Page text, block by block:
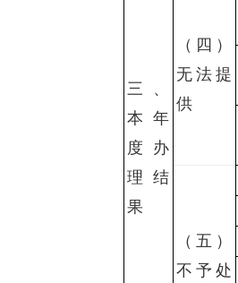
三、
本年
度办
理结
果
（四）
无法提
供
（五）
不予处